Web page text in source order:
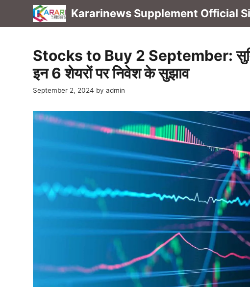
content
Kararinews Supplement Official
Stocks to Buy 2 September:
इन 6 शेयरों पर निवेश के सुझाव
September 2, 2024 by admin